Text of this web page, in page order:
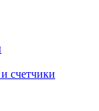
счетчики